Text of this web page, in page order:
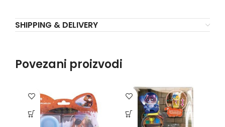
SHIPPING & DELIVERY
Povezani proizvodi